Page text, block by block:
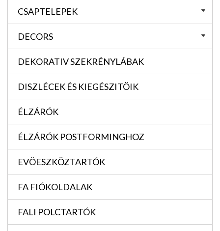
CSAPTELEPEK
DECORS
DEKORATIV SZEKRÉNYLÁBAK
DISZLÉCEK ÉS KIEGÉSZITÖIK
ÉLZÁRÓK
ÉLZÁRÓK POSTFORMINGHOZ
EVÖESZKÖZTARTÓK
FA FIÓKOLDALAK
FALI POLCTARTÓK